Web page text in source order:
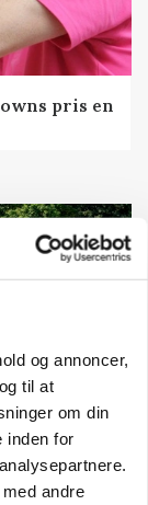
og annoncer,
til at
om din
inden for
andre
pris en
i år